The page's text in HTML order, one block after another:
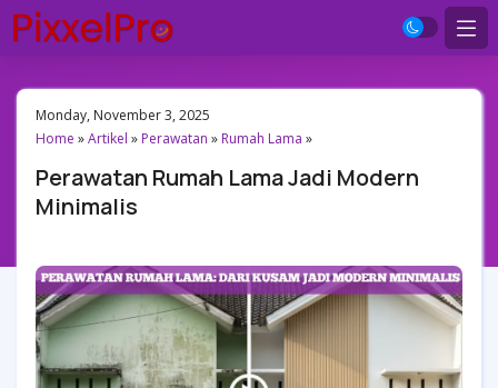
Monday, November 3, 2025
Home »Artikel » Perawatan » Rumah Lama »
Perawatan Rumah Lama Jadi Modern
Minimalis